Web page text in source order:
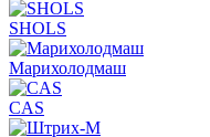
SHOLS
Марихолодмаш
CAS